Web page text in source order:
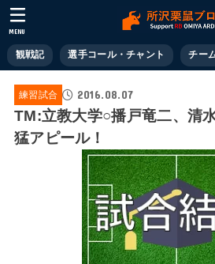
観戦記 選手コール・チャント チー
MENU
練習試合 2016.08.07
TM:立教大学○播戸竜二、清
猛アピール！